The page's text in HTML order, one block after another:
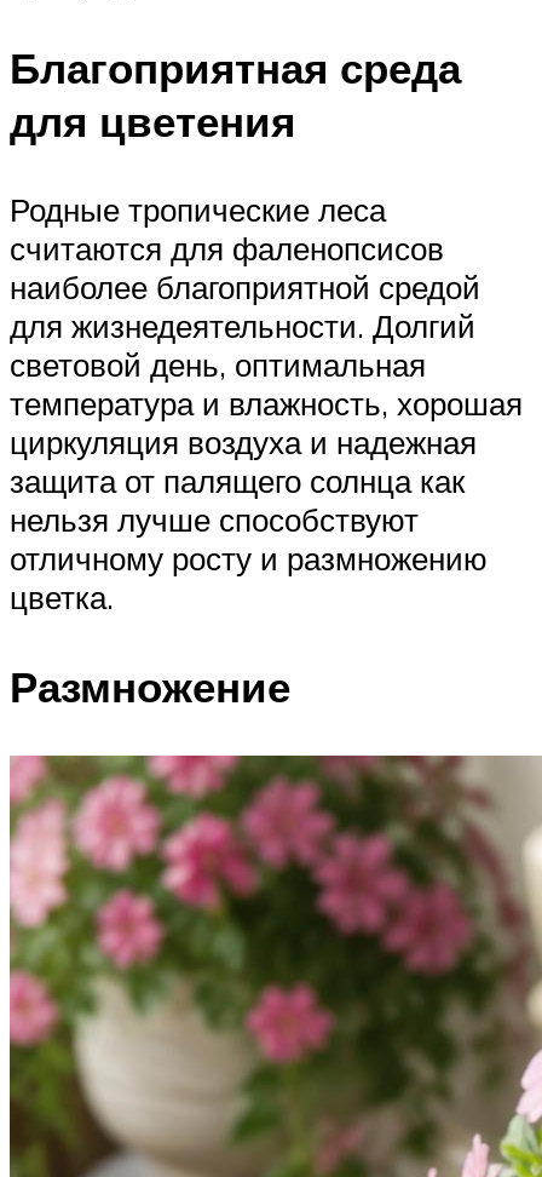
Благоприятная среда
для цветения
Родные тропические леса
считаются для фаленопсисов
наиболее благоприятной средой
для жизнедеятельности. Долгий
световой день, оптимальная
температура и влажность, хорошая
циркуляция воздуха и надежная
защита от палящего солнца как
нельзя лучше способствуют
отличному росту и размножению
цветка.
Размножение